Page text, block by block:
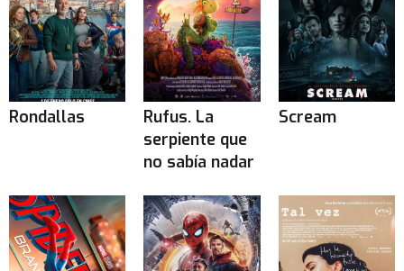
Rondallas
Rufus. La
serpiente que
no sabía nadar
Scream